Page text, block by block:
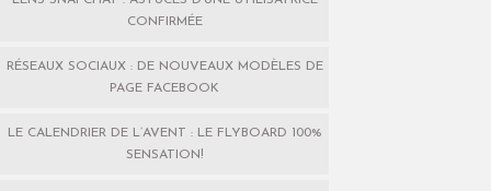
CONFIRMÉE
RÉSEAUX SOCIAUX : DE NOUVEAUX MODÈLES DE
PAGE FACEBOOK
LE CALENDRIER DE L’AVENT : LE FLYBOARD 100%
SENSATION!